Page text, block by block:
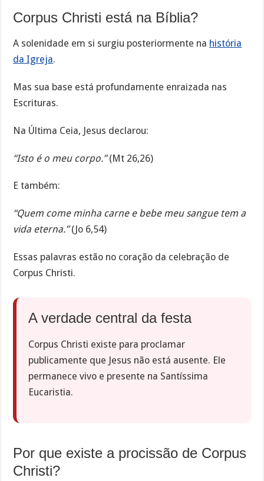
Corpus Christi está na Bíblia?
A solenidade em si surgiu posteriormente na história
da Igreja.
Mas sua base está profundamente enraizada nas
Escrituras.
Na Última Ceia, Jesus declarou:
“Isto é o meu corpo.”(Mt 26,26)
E também:
“Quem come minha carne e bebe meu sangue tem a
vida eterna.”(Jo 6,54)
Essas palavras estão no coração da celebração de
Corpus Christi.
A verdade central da festa
Corpus Christi existe para proclamar
publicamente que Jesus não está ausente. Ele
permanece vivo e presente na Santíssima
Eucaristia.
Por que existe a procissão de Corpus
Christi?